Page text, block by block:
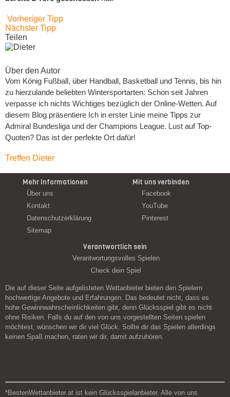
Vorheriger Tipp
Nächster Tipp
Teilen
Über den Autor
Vom König Fußball, über Handball, Basketball und Tennis, bis hin
zu hierzulande beliebten Wintersportarten: Schon seit Jahren
verpasse ich nichts Wichtiges bezüglich der Online-Wetten. Auf
diesem Blog präsentiere Ich in erster Linie meine Tipps zur
Admiral Bundesliga und der Champions League. Lust auf Top-
Quoten? Das ist der perfekte Ort dafür!
Treffen Dieter
Mehr Informationen
Über uns
Kontakt
Datenschutzerklärung
Sitemap
Mit uns verbinden
Facebook
YouTube
Pinterest
Verantwortlich sein
Verantwortungsvolles Spielen
Check dein Spiel
Die auf dieser Seite aufgelisteten Wettanbieter bieten den Spielern
hochwertige Angebote und Erfahrungen. Das bedeutet nicht, dass es
hohe Gewinnwahrscheinlichkeiten gibt, denn Glücksspiel gibt es nicht
ohne Risiken. Falls du auf den von uns vorgestellten Seiten spielen
möchtest, wünschen wir dir viel Glück. Sollte dir das Spielen allerdings
keinen Spaß machen, raten wir dir, damit aufzuhören.
*BestenWettanbieter.at ist kein Glücksspielanbieter. Alle von uns